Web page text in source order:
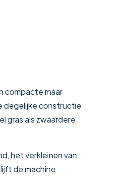
compacte maar
degelijke constructie
gras als zwaardere
het verkleinen van
de machine